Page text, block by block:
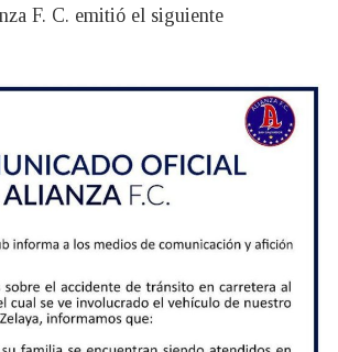
F. C. emitió el siguiente